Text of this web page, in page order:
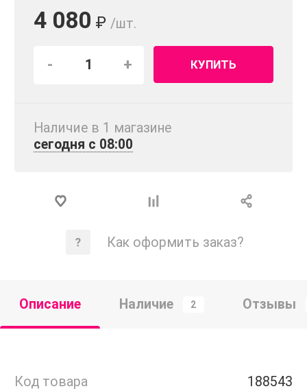
4 080 ₽ /шт.
- + КУПИТЬ
Наличие в 1 магазинe
сегодня с 08:00
Как оформить заказ?
Описание Наличие 2 Отзывы
Код товара 188543